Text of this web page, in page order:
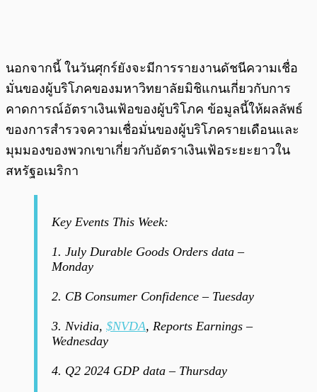
นอกจากนี้ ในวันศุกร์ยังจะมีการรายงานดัชนีความเชื่อ
มั่นของผู้บริโภคของมหาวิทยาลัยมิชิแกนเกี่ยวกับการ
คาดการณ์อัตราเงินเฟ้อของผู้บริโภค ข้อมูลนี้ให้ผลลัพธ์
ของการสำรวจความเชื่อมั่นของผู้บริโภครายเดือนและ
มุมมองของพวกเขาเกี่ยวกับอัตราเงินเฟ้อระยะยาวใน
สหรัฐอเมริกา
Key Events This Week:
1. July Durable Goods Orders data –
Monday
2. CB Consumer Confidence – Tuesday
3. Nvidia, $NVDA, Reports Earnings –
Wednesday
4. Q2 2024 GDP data – Thursday